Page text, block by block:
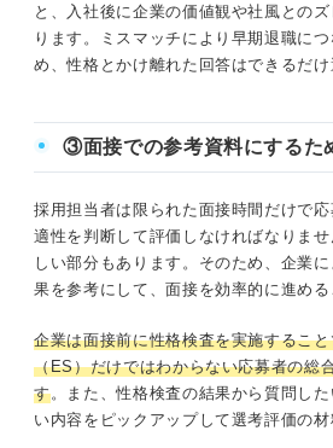
と、入社後に企業の価値観や社風との
ります。ミスマッチにより早期退職に
め、性格とかけ離れた回答はできるだけ
③面接での参考資料にするた
採用担当者は限られた面接時間だけで
適性を判断して評価しなければなりま
しい部分もあります。そのため、企業
果を参考にして、面接を効率的に進める
企業は面接前に性格検査を実施するこ
（ES）だけではわからない応募者の総
す。また、性格検査の結果から質問し
い内容をピックアップして選考評価の材